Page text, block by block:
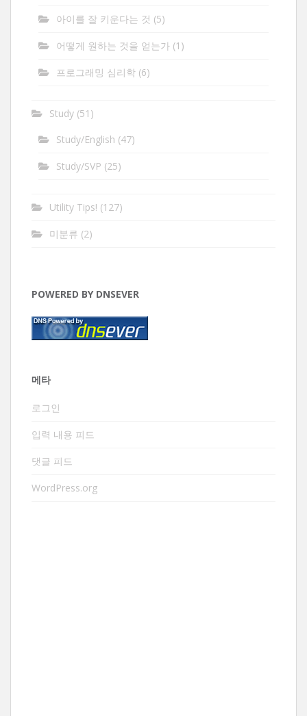
아이를 잘 키운다는 것 (5)
어떻게 원하는 것을 얻는가 (1)
프로그래밍 심리학 (6)
Study (51)
Study/English (47)
Study/SVP (25)
Utility Tips! (127)
미분류 (2)
POWERED BY DNSEVER
메타
로그인
입력 내용 피드
댓글 피드
WordPress.org